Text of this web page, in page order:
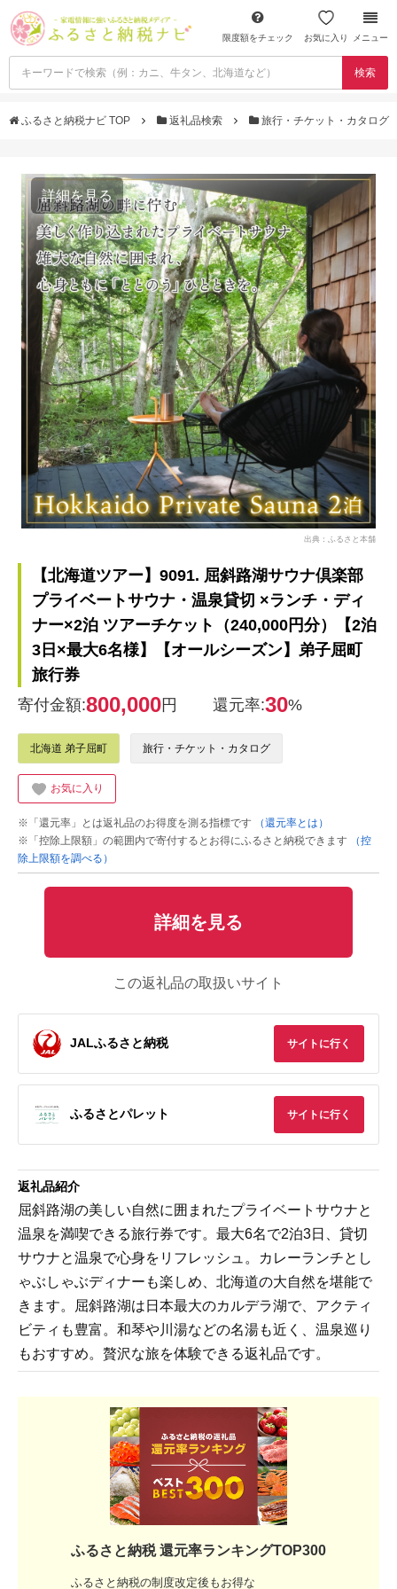
限度額をチェック お気に入り メニュー
検索
ふるさと納税ナビ TOP 返礼品検索 旅行・チケット・カタログ
詳細を見る
出典：ふるさと本舗
【北海道ツアー】9091. 屈斜路湖サウナ倶楽部
プライベートサウナ・温泉貸切 ×ランチ・ディ
ナー×2泊 ツアーチケット（240,000円分）【2泊
3日×最大6名様】【オールシーズン】弟子屈町
旅行券
寄付金額:800,000円 還元率:30%
北海道 弟子屈町 旅行・チケット・カタログ
お気に入り
※「還元率」とは返礼品のお得度を測る指標です
（還元率とは）
※「控除上限額」の範囲内で寄付するとお得にふるさと納税できます
（控
除上限額を調べる）
詳細を見る
この返礼品の取扱いサイト
JALふるさと納税 サイトに行く
ふるさとパレット サイトに行く
返礼品紹介
屈斜路湖の美しい自然に囲まれたプライベートサウナと
温泉を満喫できる旅行券です。最大6名で2泊3日、貸切
サウナと温泉で心身をリフレッシュ。カレーランチとし
ゃぶしゃぶディナーも楽しめ、北海道の大自然を堪能で
きます。屈斜路湖は日本最大のカルデラ湖で、アクティ
ビティも豊富。和琴や川湯などの名湯も近く、温泉巡り
もおすすめ。贅沢な旅を体験できる返礼品です。
ふるさと納税 還元率ランキングTOP300
ふるさと納税の制度改定後もお得な